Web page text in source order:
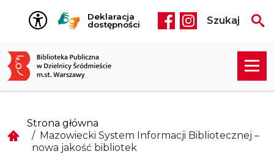
Przejdź do treści
Deklaracja
dostępności
Social media
Szukaj
Strona główna
Mazowiecki System Informacji Bibliotecznej –
nowa jakość bibliotek